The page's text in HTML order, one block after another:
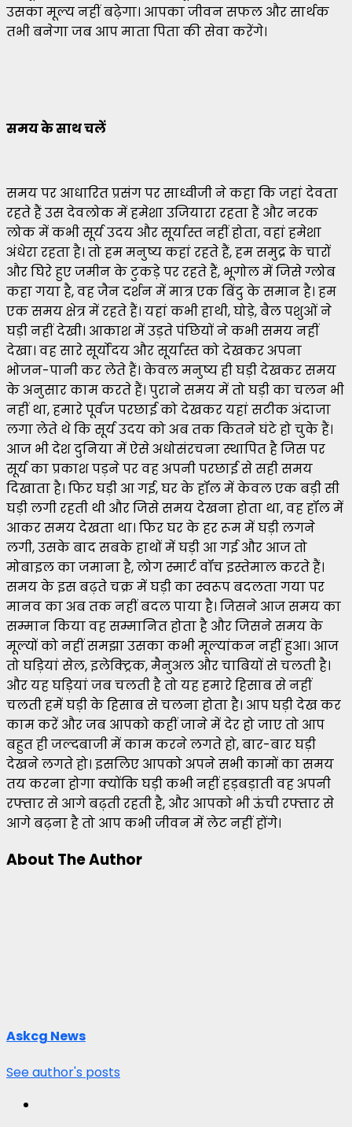
उसका मूल्य नहीं बढ़ेगा। आपका जीवन सफल और सार्थक
तभी बनेगा जब आप माता पिता की सेवा करेंगे।
समय के साथ चलें
समय पर आधारित प्रसंग पर साध्वीजी ने कहा कि जहां देवता
रहते हैं उस देवलोक में हमेशा उजियारा रहता हैं और नरक
लोक में कभी सूर्य उदय और सूर्यास्त नहीं होता, वहां हमेशा
अंधेरा रहता है। तो हम मनुष्य कहां रहते हैं, हम समुद्र के चारों
और घिरे हुए जमीन के टुकड़े पर रहते हैं, भूगोल में जिसे ग्लोब
कहा गया है, वह जैन दर्शन में मात्र एक बिंदु के समान है। हम
एक समय क्षेत्र में रहते हैं। यहां कभी हाथी, घोड़े, बैल पशुओं ने
घड़ी नहीं देखी। आकाश में उड़ते पंछियों ने कभी समय नहीं
देखा। वह सारे सूर्योदय और सूर्यास्त को देखकर अपना
भोजन-पानी कर लेते हैं। केवल मनुष्य ही घड़ी देखकर समय
के अनुसार काम करते हैं। पुराने समय में तो घड़ी का चलन भी
नहीं था, हमारे पूर्वज परछाई को देखकर यहां सटीक अंदाजा
लगा लेते थे कि सूर्य उदय को अब तक कितने घंटे हो चुके हैं।
आज भी देश दुनिया में ऐसे अधोसंरचना स्थापित है जिस पर
सूर्य का प्रकाश पड़ने पर वह अपनी परछाई से सही समय
दिखाता है। फिर घड़ी आ गई, घर के हॉल में केवल एक बड़ी सी
घड़ी लगी रहती थी और जिसे समय देखना होता था, वह हॉल में
आकर समय देखता था। फिर घर के हर रूम में घड़ी लगने
लगी, उसके बाद सबके हाथों में घड़ी आ गई और आज तो
मोबाइल का जमाना है, लोग स्मार्ट वॉच इस्तेमाल करते हैं।
समय के इस बढ़ते चक्र में घड़ी का स्वरूप बदलता गया पर
मानव का अब तक नहीं बदल पाया है। जिसने आज समय का
सम्मान किया वह सम्मानित होता है और जिसने समय के
मूल्यों को नहीं समझा उसका कभी मूल्यांकन नहीं हुआ। आज
तो घड़ियां सेल, इलेक्ट्रिक, मैनुअल और चाबियों से चलती है।
और यह घड़ियां जब चलती है तो यह हमारे हिसाब से नहीं
चलती हमें घड़ी के हिसाब से चलना होता है। आप घड़ी देख कर
काम करें और जब आपको कहीं जाने में देर हो जाए तो आप
बहुत ही जल्दबाजी में काम करने लगते हो, बार-बार घड़ी
देखने लगते हो। इसलिए आपको अपने सभी कामों का समय
तय करना होगा क्योंकि घड़ी कभी नहीं हड़बड़ाती वह अपनी
रफ्तार से आगे बढ़ती रहती है, और आपको भी ऊंची रफ्तार से
आगे बढ़ना है तो आप कभी जीवन में लेट नहीं होंगे।
About The Author
Askcg News
See author's posts